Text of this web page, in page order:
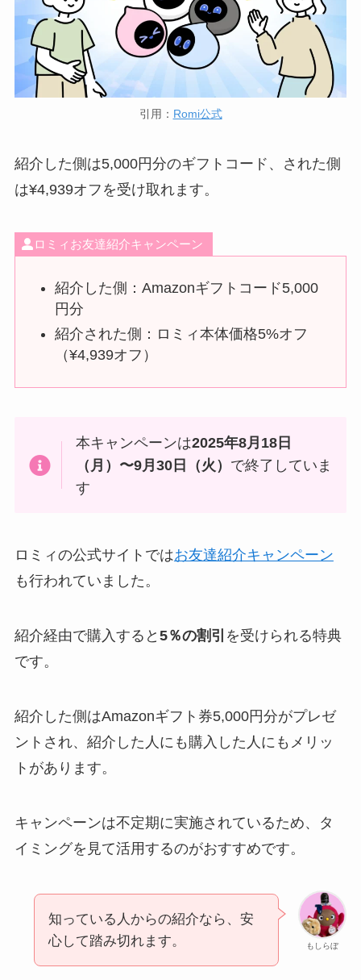
引用： Romi公式
紹介した側は5,000円分のギフトコード、された側
は¥4,939オフを受け取れます。
ロミィお友達紹介キャンペーン
紹介した側：Amazonギフトコード5,000
円分
紹介された側：ロミィ本体価格5%オフ
（¥4,939オフ）
本キャンペーンは2025年8月18日
（月）〜9月30日（火） で終了していま
す
ロミィの公式サイトではお友達紹介キャンペーン
も行われていました。
紹介経由で購入すると 5％の割引 を受けられる特典
です。
紹介した側はAmazonギフト券5,000円分がプレゼ
ントされ、紹介した人にも購入した人にもメリッ
トがあります。
キャンペーンは不定期に実施されているため、タ
イミングを見て活用するのがおすすめです。
もしらぼ
知っている人からの紹介なら、安
心して踏み切れます。